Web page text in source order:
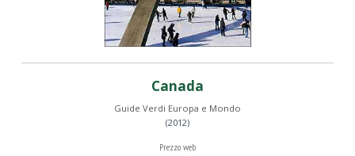
Canada
Guide Verdi Europa e Mondo
(2012)
Prezzo web